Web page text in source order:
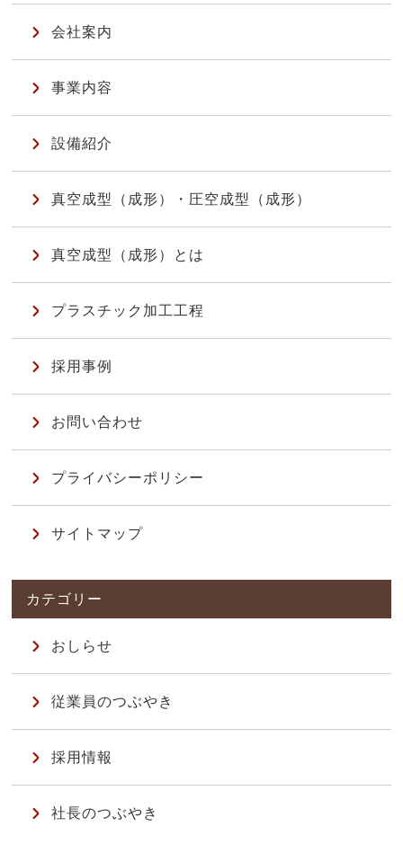
会社案内
事業内容
設備紹介
真空成型（成形）・圧空成型（成形）
真空成型（成形）とは
プラスチック加工工程
採用事例
お問い合わせ
プライバシーポリシー
サイトマップ
おしらせ
従業員のつぶやき
採用情報
社長のつぶやき